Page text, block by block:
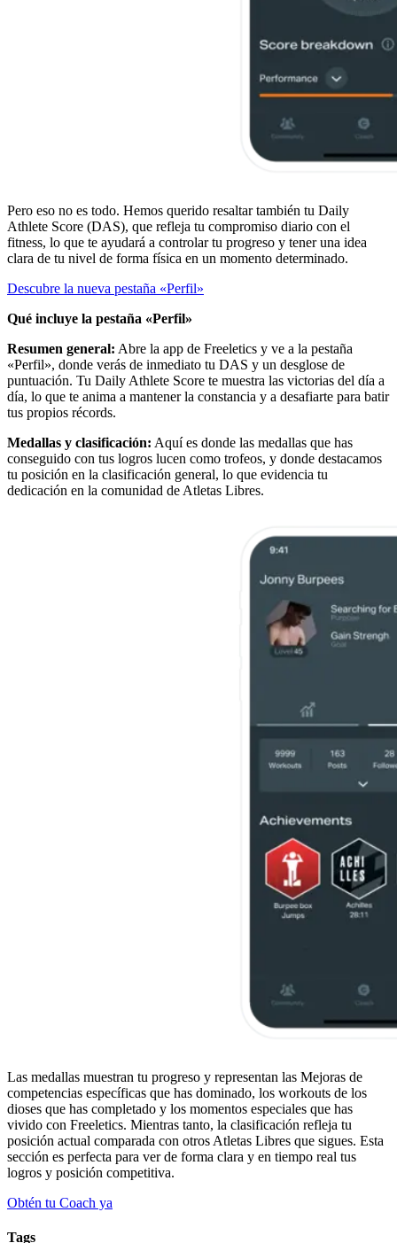
Pero eso no es todo. Hemos querido resaltar también tu Daily
Athlete Score (DAS), que refleja tu compromiso diario con el
fitness, lo que te ayudará a controlar tu progreso y tener una idea
clara de tu nivel de forma física en un momento determinado.
Descubre la nueva pestaña «Perfil»
Qué incluye la pestaña «Perfil»
Resumen general: Abre la app de Freeletics y ve a la pestaña
«Perfil», donde verás de inmediato tu DAS y un desglose de
puntuación. Tu Daily Athlete Score te muestra las victorias del día a
día, lo que te anima a mantener la constancia y a desafiarte para batir
tus propios récords.
Medallas y clasificación: Aquí es donde las medallas que has
conseguido con tus logros lucen como trofeos, y donde destacamos
tu posición en la clasificación general, lo que evidencia tu
dedicación en la comunidad de Atletas Libres.
Las medallas muestran tu progreso y representan las Mejoras de
competencias específicas que has dominado, los workouts de los
dioses que has completado y los momentos especiales que has
vivido con Freeletics. Mientras tanto, la clasificación refleja tu
posición actual comparada con otros Atletas Libres que sigues. Esta
sección es perfecta para ver de forma clara y en tiempo real tus
logros y posición competitiva.
Obtén tu Coach ya
Tags